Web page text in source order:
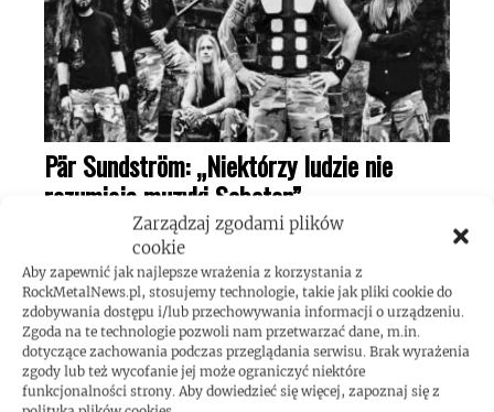
Zarządzaj zgodami plików
cookie
Aby zapewnić jak najlepsze wrażenia z korzystania z
RockMetalNews.pl, stosujemy technologie, takie jak pliki cookie do
zdobywania dostępu i/lub przechowywania informacji o urządzeniu.
Zgoda na te technologie pozwoli nam przetwarzać dane, m.in.
dotyczące zachowania podczas przeglądania serwisu. Brak wyrażenia
zgody lub też wycofanie jej może ograniczyć niektóre
funkcjonalności strony. Aby dowiedzieć się więcej, zapoznaj się z
Pär Sundström: „Niektórzy ludzie nie
rozumieją muzyki Sabaton”
16 lipca 2026